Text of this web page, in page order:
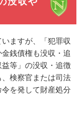
ますが、「犯罪収
銭債権も没収・追
等」の没収・追徴
検察官または司法
を発して財産処分